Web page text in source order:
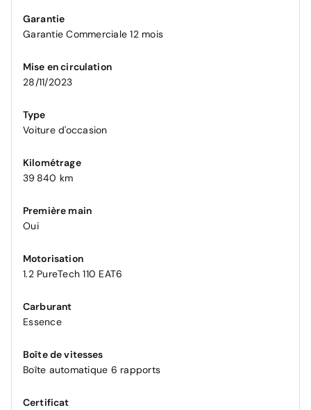
Garantie
Garantie Commerciale 12 mois
Mise en circulation
28/11/2023
Type
Voiture d'occasion
Kilométrage
39 840 km
Première main
Oui
Motorisation
1.2 PureTech 110 EAT6
Carburant
Essence
Boîte de vitesses
Boîte automatique 6 rapports
Certificat